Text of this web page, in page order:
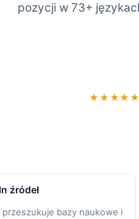
pozycji w 73+
★★★★★
źródeł
przeszukuje bazy naukowe i